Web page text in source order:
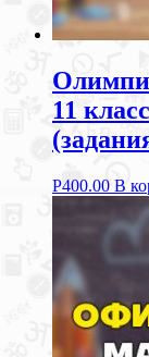
11
Р400.00 В